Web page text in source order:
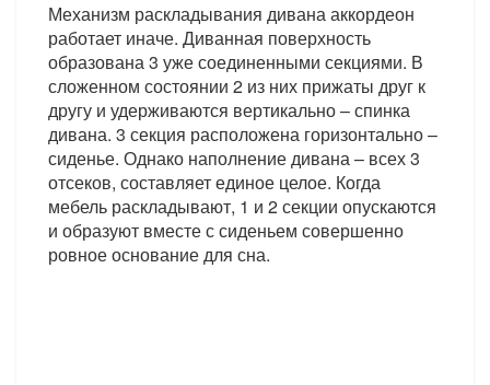
Механизм раскладывания дивана аккордеон
работает иначе. Диванная поверхность
образована 3 уже соединенными секциями. В
сложенном состоянии 2 из них прижаты друг к
другу и удерживаются вертикально – спинка
дивана. 3 секция расположена горизонтально –
сиденье. Однако наполнение дивана – всех 3
отсеков, составляет единое целое. Когда
мебель раскладывают, 1 и 2 секции опускаются
и образуют вместе с сиденьем совершенно
ровное основание для сна.